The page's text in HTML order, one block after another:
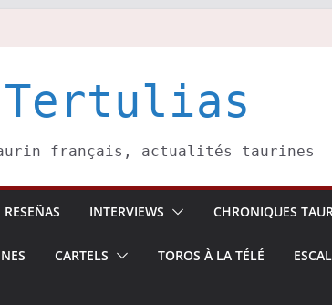
Tertulias
français, actualités taurines
RESEÑAS INTERVIEWS CHRONIQUES
CARTELS TOROS À LA TÉLÉ